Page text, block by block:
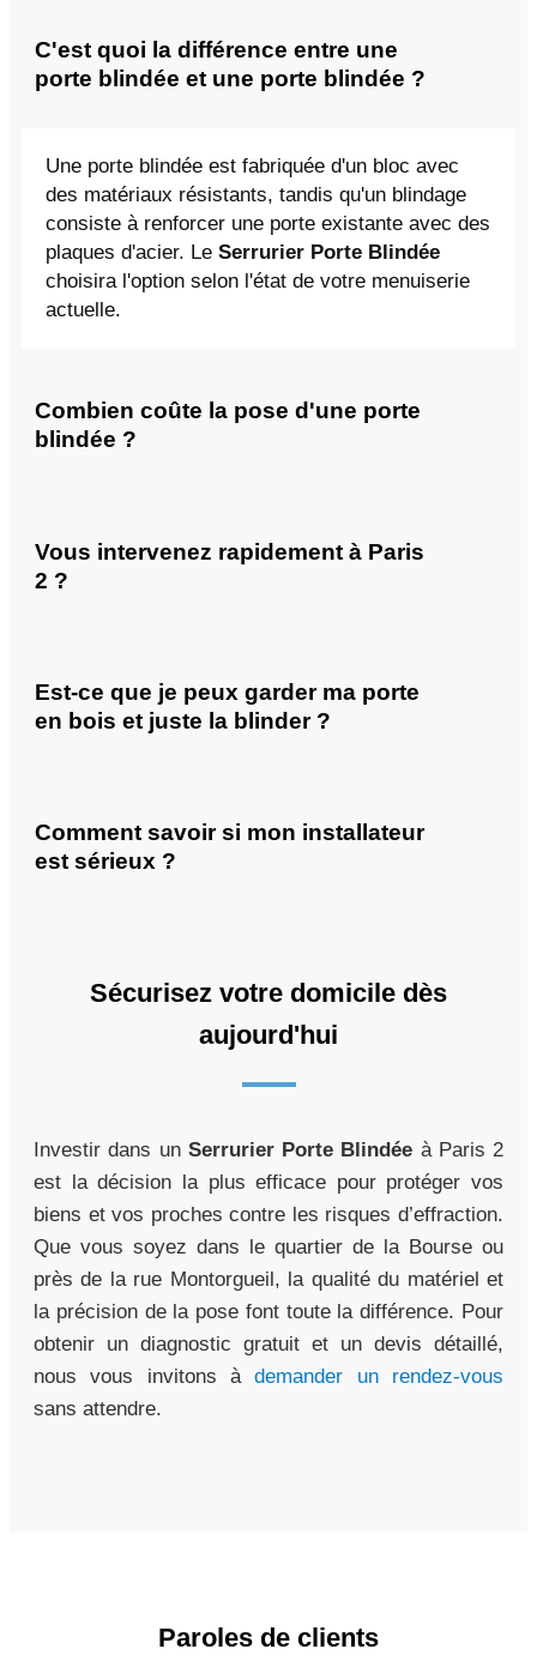
C'est quoi la différence entre une
porte blindée et une porte blindée ?
Une porte blindée est fabriquée d'un bloc avec
des matériaux résistants, tandis qu'un blindage
consiste à renforcer une porte existante avec des
plaques d'acier. Le Serrurier Porte Blindée
choisira l'option selon l'état de votre menuiserie
actuelle.
Combien coûte la pose d'une porte
blindée ?
Vous intervenez rapidement à Paris
2 ?
Est-ce que je peux garder ma porte
en bois et juste la blinder ?
Comment savoir si mon installateur
est sérieux ?
Sécurisez votre domicile dès
aujourd'hui
Investir dans un Serrurier Porte Blindée à Paris 2
est la décision la plus efficace pour protéger vos
biens et vos proches contre les risques d’effraction.
Que vous soyez dans le quartier de la Bourse ou
près de la rue Montorgueil, la qualité du matériel et
la précision de la pose font toute la différence. Pour
obtenir un diagnostic gratuit et un devis détaillé,
nous vous invitons àdemander un rendez-vous
sans attendre.
Paroles de clients